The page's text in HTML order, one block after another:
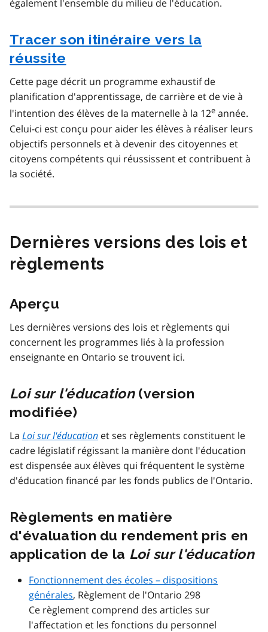
également l'ensemble du milieu de l'éducation.
Tracer son itinéraire vers la
réussite
Cette page décrit un programme exhaustif de
planification d'apprentissage, de carrière et de vie à
l'intention des élèves de la maternelle à la 12e année.
Celui-ci est conçu pour aider les élèves à réaliser leurs
objectifs personnels et à devenir des citoyennes et
citoyens compétents qui réussissent et contribuent à
la société.
Dernières versions des lois et
règlements
Aperçu
Les dernières versions des lois et règlements qui
concernent les programmes liés à la profession
enseignante en Ontario se trouvent ici.
Loi sur l'éducation(version
modifiée)
La Loi sur l'éducation et ses règlements constituent le
cadre législatif régissant la manière dont l'éducation
est dispensée aux élèves qui fréquentent le système
d'éducation financé par les fonds publics de l'Ontario.
Règlements en matière
d'évaluation du rendement pris en
application de la Loi sur l'éducation
Fonctionnement des écoles – dispositions
générales, Règlement de l'Ontario 298
Ce règlement comprend des articles sur
l'affectation et les fonctions du personnel